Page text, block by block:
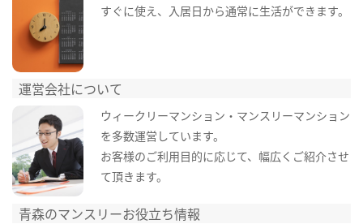
すぐに使え、入居日から通常に生活ができます。
運営会社について
ウィークリーマンション・マンスリーマンション
を多数運営しています。
お客様のご利用目的に応じて、幅広くご紹介させ
て頂きます。
青森のマンスリーお役立ち情報